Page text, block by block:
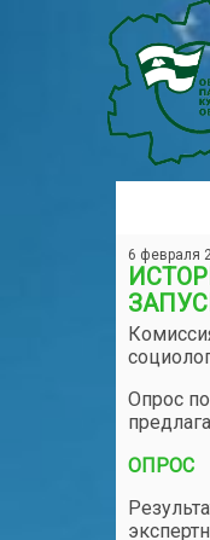
6 февраля
Опрос
ОПРОС